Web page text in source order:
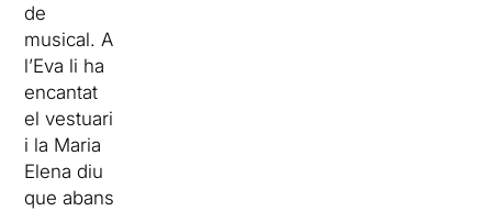
de
musical. A
l’Eva li ha
encantat
el vestuari
i la Maria
Elena diu
que abans